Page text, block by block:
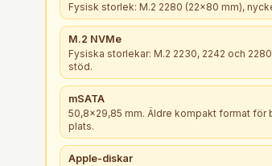
Fysisk storlek: M.2 2280 (22×80 mm),
M.2 NVMe
Fysiska storlekar: M.2 2230, 2242 och
stöd.
mSATA
50,8×29,85 mm. Äldre kompakt format för
plats.
Apple-diskar